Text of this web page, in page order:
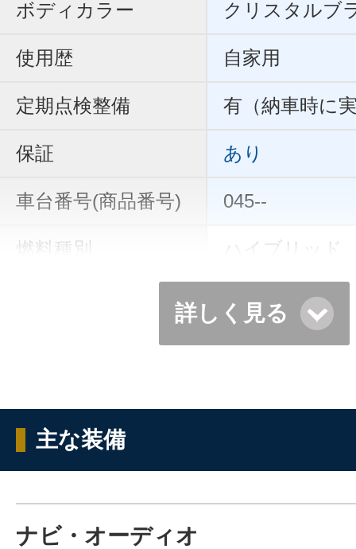
ボディカラー クリスタルブ
使用歴 自家用
定期点検整備 有（納車時に
保証 あり
車台番号(商品番号) 045--
燃料種別 ハイブリッド
詳しく見る
主な装備
ナビ・オーディオ